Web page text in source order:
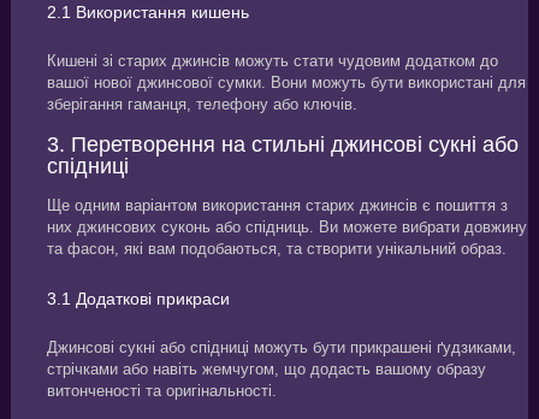
2.1 Використання кишень
Кишені зі старих джинсів можуть стати чудовим додатком до
вашої нової джинсової сумки. Вони можуть бути використані для
зберігання гаманця, телефону або ключів.
3. Перетворення на стильні джинсові сукні або
спідниці
Ще одним варіантом використання старих джинсів є пошиття з
них джинсових суконь або спідниць. Ви можете вибрати довжину
та фасон, які вам подобаються, та створити унікальний образ.
3.1 Додаткові прикраси
Джинсові сукні або спідниці можуть бути прикрашені ґудзиками,
стрічками або навіть жемчугом, що додасть вашому образу
витонченості та оригінальності.